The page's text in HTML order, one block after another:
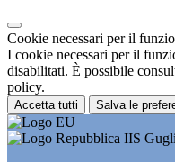
Cookie necessari per il
I cookie necessari per il
disabilitati. È possibile
policy.
Accetta tutti Salva le
IIS